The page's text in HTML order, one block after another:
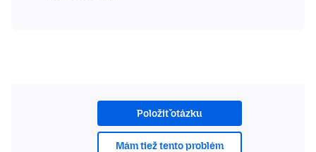
Položiť otázku
Mám tiež tento problém